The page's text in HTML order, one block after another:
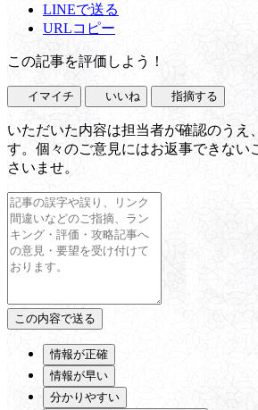
LINEで送る
URLコピー
この記事を評価しよう！
イマイチ いいね 指摘する
いただいた内容は担当者が確認のうえ
す。個々のご意見にはお返事できない
さいませ。
情報が正確
情報が早い
分かりやすい